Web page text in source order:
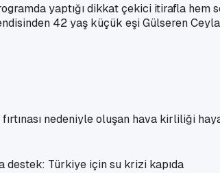
yaptığı dikkat çekici itirafla
42 yaş küçük eşi Gülseren
nedeniyle oluşan hava kirliliği